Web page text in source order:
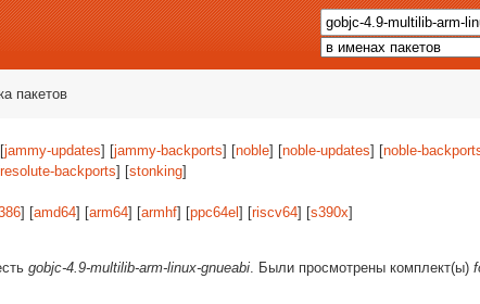
пакетов
jammy-updates] [jammy-backports] [noble] [noble-updates] [noble-
resolute-backports] [stonking]
] [amd64] [arm64] [armhf] [ppc64el ] [riscv64] [s390x]
gobjc-4.9-multilib-arm-linux-gnueabi. Были просмотрены комплект(ы)